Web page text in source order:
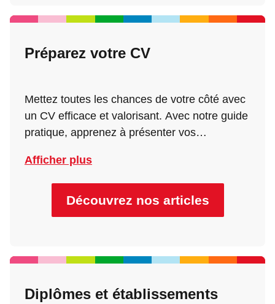
Préparez votre CV
Mettez toutes les chances de votre côté avec
un CV efficace et valorisant. Avec notre guide
pratique, apprenez à présenter vos
afin de capter l’attention des recruteurs. Un
bon CV est souvent la première étape vers de
nouvelles opportunités !
Afficher plus
Découvrez nos articles
Diplômes et établissements